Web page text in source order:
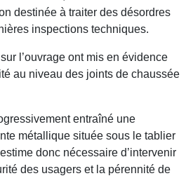
destinée à traiter des désordres
inspections techniques.
l’ouvrage ont mis en évidence
au niveau des joints de chaussée
entraîné une
métallique située sous le tablier
donc nécessaire d’intervenir
des usagers et la pérennité de